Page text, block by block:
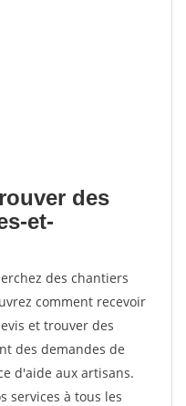
des
et-
des chantiers
comment recevoir
et trouver des
des demandes de
d'aide aux artisans.
services à tous les